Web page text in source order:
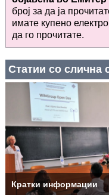
број за да ја
имате купено
да го прочитате.
Статии со слична
Кратки информации